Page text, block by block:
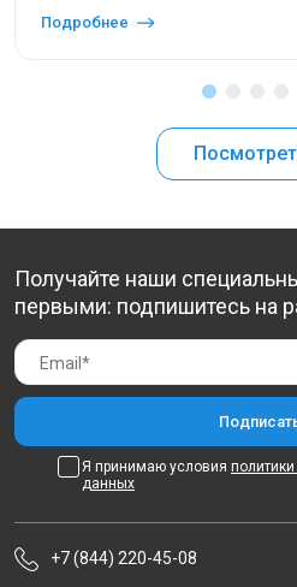
Подробнее
Получайте наши
первыми: подпишитесь на
Я принимаю условия
данных
+7 (844) 220-45-08